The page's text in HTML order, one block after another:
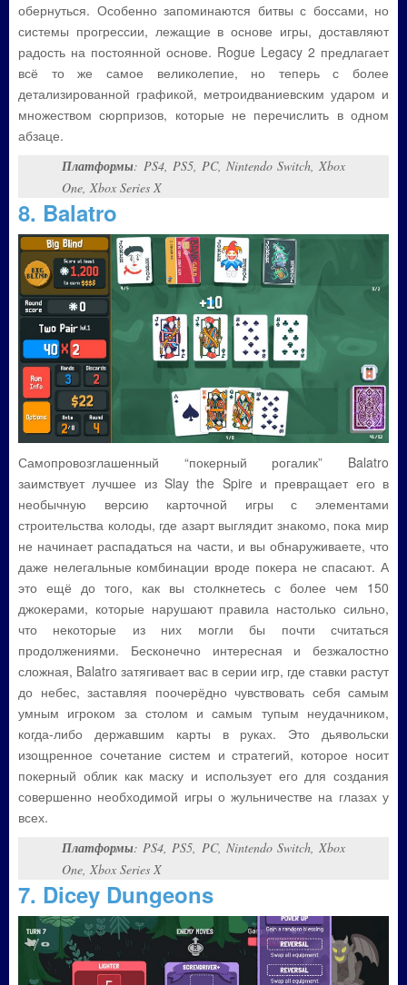
обернуться. Особенно запоминаются битвы с боссами, но
системы прогрессии, лежащие в основе игры, доставляют
радость на постоянной основе. Rogue Legacy 2 предлагает
всё то же самое великолепие, но теперь с более
детализированной графикой, метроидваниевским ударом и
множеством сюрпризов, которые не перечислить в одном
абзаце.
Платформы: PS4, PS5, PC, Nintendo Switch, Xbox
One, Xbox Series X
8. Balatro
Самопровозглашенный “покерный рогалик” Balatro
заимствует лучшее из Slay the Spire и превращает его в
необычную версию карточной игры с элементами
строительства колоды, где азарт выглядит знакомо, пока мир
не начинает распадаться на части, и вы обнаруживаете, что
даже нелегальные комбинации вроде покера не спасают. А
это ещё до того, как вы столкнетесь с более чем 150
джокерами, которые нарушают правила настолько сильно,
что некоторые из них могли бы почти считаться
продолжениями. Бесконечно интересная и безжалостно
сложная, Balatro затягивает вас в серии игр, где ставки растут
до небес, заставляя поочерёдно чувствовать себя самым
умным игроком за столом и самым тупым неудачником,
когда-либо державшим карты в руках. Это дьявольски
изощренное сочетание систем и стратегий, которое носит
покерный облик как маску и использует его для создания
совершенно необходимой игры о жульничестве на глазах у
всех.
Платформы: PS4, PS5, PC, Nintendo Switch, Xbox
One, Xbox Series X
7. Dicey Dungeons